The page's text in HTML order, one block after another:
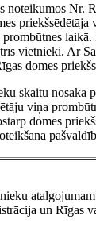
noteikumos Nr.
vietnieki. Ar
domes
skaitu
viņa
domes
un Rīgas